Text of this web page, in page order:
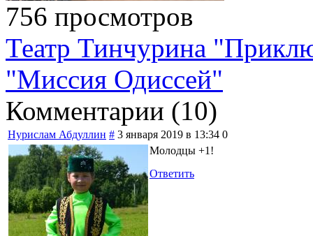
756 просмотров
Театр Тинчурина
"Миссия Одиссей"
Комментарии (10)
Нурислам Абдуллин # 3 января 2019 в 13:34 0
Молодцы +1!
Ответить